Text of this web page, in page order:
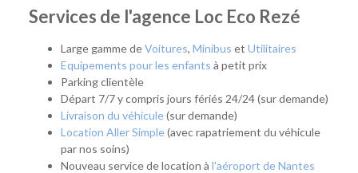
quelques jours ou plusieurs mois, notre agence vous
accompagne avec une solution adaptée. Elle répond
entreprises grâce à une offre complète de location courte,
moyenne et longue durée.
Facilement accessible depuis le périphérique nantais et
desservie par les transports en commun, notre agence
permet de rejoindre rapidement Nantes, Rezé, Les
Sorinières, Vertou ou encore le sud de l'agglomération.
Services de l'agence Loc Eco Rezé
Large gamme deVoitures, Minibus et Utilitaires
Equipements pour les enfants à petit prix
Parking clientèle
Départ 7/7 y compris jours fériés 24/24 (sur demande)
Livraison du véhicule(sur demande)
Location Aller Simple(avec rapatriement du véhicule
par nos soins)
Nouveau service de location à l'aéroport de Nantes